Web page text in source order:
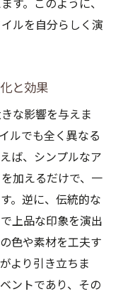
す。このように、
ルを自分らしく演
と効果
な影響を与えま
ルでも全く異なる
ば、シンプルなア
加えるだけで、一
。逆に、伝統的な
上品な印象を演出
色や素材を工夫す
より引き立ちま
ントであり、その